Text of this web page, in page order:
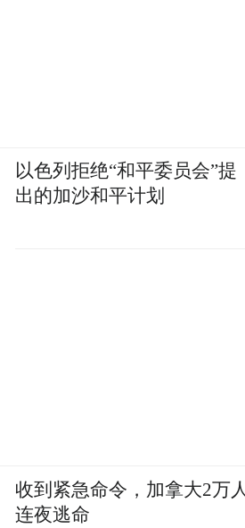
以色列拒绝“和平委员会”提
出的加沙和平计划
收到紧急命令，加拿大2万人
连夜逃命